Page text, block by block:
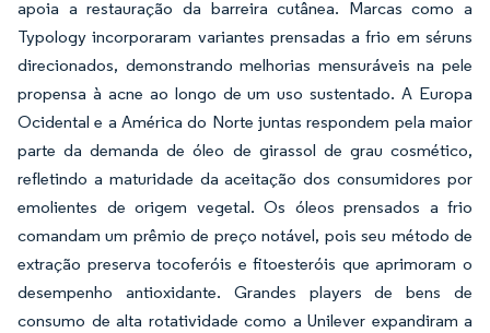
apoia a restauração da barreira cutânea. Marcas como a
Typology incorporaram variantes prensadas a frio em séruns
direcionados, demonstrando melhorias mensuráveis na pele
propensa à acne ao longo de um uso sustentado. A Europa
Ocidental e a América do Norte juntas respondem pela maior
parte da demanda de óleo de girassol de grau cosmético,
refletindo a maturidade da aceitação dos consumidores por
emolientes de origem vegetal. Os óleos prensados a frio
comandam um prêmio de preço notável, pois seu método de
extração preserva tocoferóis e fitoesteróis que aprimoram o
desempenho antioxidante. Grandes players de bens de
consumo de alta rotatividade como a Unilever expandiram a